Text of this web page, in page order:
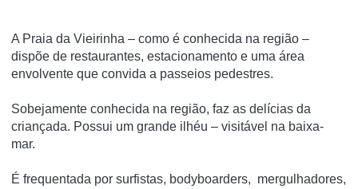
A Praia da Vieirinha – como é conhecida na região –
dispõe de restaurantes, estacionamento e uma área
envolvente que convida a passeios pedestres.
Sobejamente conhecida na região, faz as delícias da
criançada. Possui um grande ilhéu – visitável na baixa-
mar.
É frequentada por surfistas, bodyboarders, mergulhadores,